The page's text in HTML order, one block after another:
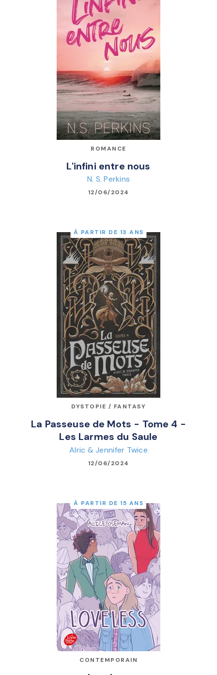
ROMANCE
L'infini entre nous
N. S. Perkins
12/06/2024
À PARTIR DE 13 ANS
DYSTOPIE / FANTASY
La Passeuse de Mots - Tome 4 -
Les Larmes du Saule
Alric & Jennifer Twice
12/06/2024
À PARTIR DE 15 ANS
CONTEMPORAIN